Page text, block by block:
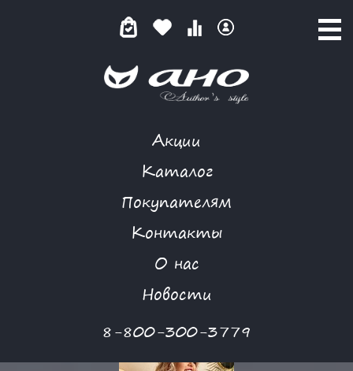
Акции
Каталог
Покупателям
Контакты
О нас
Новости
8-800-300-3779
NIYA